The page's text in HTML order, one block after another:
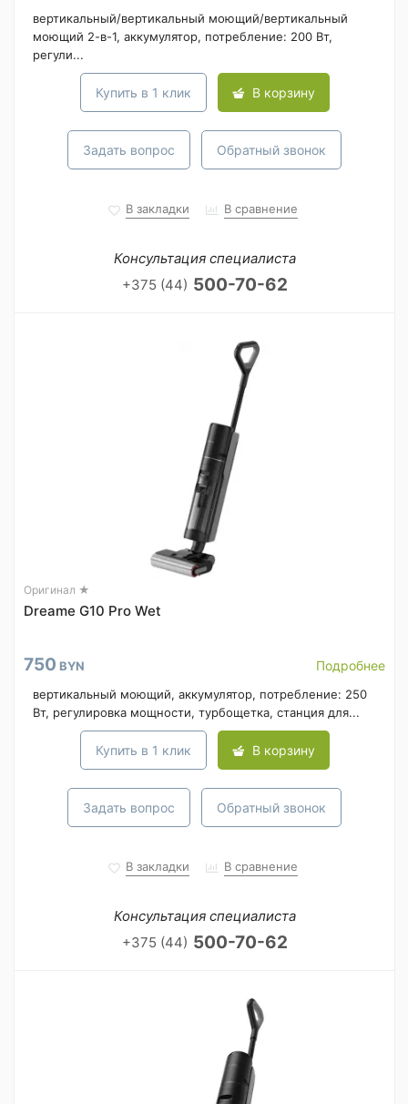
вертикальный/вертикальный моющий/вертикальный
моющий 2-в-1, аккумулятор, потребление: 200 Вт,
регули...
Купить в 1 клик В корзину
Задать вопрос Обратный звонок
В закладки В сравнение
Консультация специалиста
+375 (44) 500-70-62
Оригинал ★
Dreame G10 Pro Wet
750 BYN Подробнее
вертикальный моющий, аккумулятор, потребление: 250
Вт, регулировка мощности, турбощетка, станция для...
Купить в 1 клик В корзину
Задать вопрос Обратный звонок
В закладки В сравнение
Консультация специалиста
+375 (44) 500-70-62